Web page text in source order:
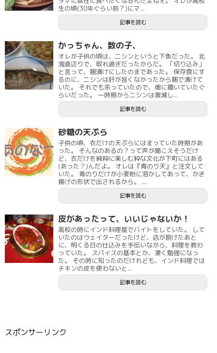
生の頃(30年ぐらい前？)にマ...
記事を読む
かっちゃん、数の子、
オレが子供の頃は、ニシンというと下魚だった。 北
海道辺りで、取れ過ぎだったからだ。 「切り込み」
と言って、麹漬けにしたのまであった。 保存食にす
るのに、ニシンは肝が旨くなかったから麹で漬けて
いた。 それでも余っていたので、畑に撒いていたぐ
らいだった。 一時期からニシンは激減し...
記事を読む
砂糖の天ぷら
子供の頃、衣だけの天ぷらにはまっていた時期があ
った。 そんなのあるの？って声が聞こえそうだけ
ど、衣だけを純粋に楽しむ粋な文化が下町にはある
(あった？)んだよ。 オレは『青のり天』と注文して
いた。 青のりだけが小麦粉に溶かしてあって、かき
揚げの形状で出されるから。 ...
記事を読む
皮があったって、いいじゃないか！
高校の時にインド料理屋でバイトをしていた。 して
いたのはウェイターだったけど、店が捌けたあと
に、明くる日の仕込みを手伝いながら、料理を教わ
っていた。 スパイスの基本とか、凄く勉強になっ
た。 その時に知ったのだけれども、インド料理では
チキンの皮を使わないと...
記事を読む
スポンサーリンク